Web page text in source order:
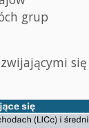
grup
się